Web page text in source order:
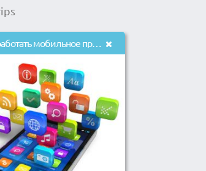
Как разработать мобильное приложение